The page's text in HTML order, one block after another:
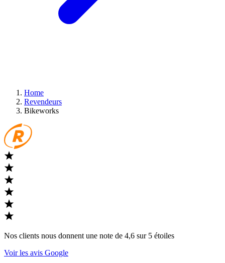
Home
Revendeurs
Bikeworks
Nos clients nous donnent une note de 4,6 sur 5 étoiles
Voir les avis Google